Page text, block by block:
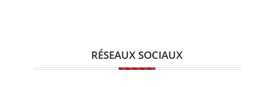
RÉSEAUX SOCIAUX